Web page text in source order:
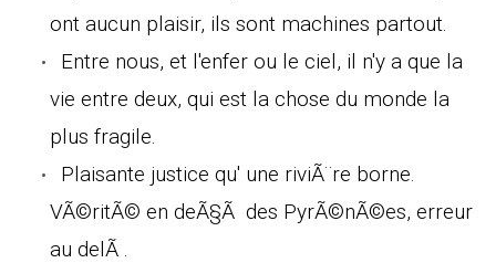
ont aucun plaisir, ils sont machines partout.
Entre nous, et l'enfer ou le ciel, il n'y a que la
vie entre deux, qui est la chose du monde la
plus fragile.
Plaisante justice qu' une riviÃ¨re borne.
VÃ©ritÃ© en deÃ§Ã des PyrÃ©nÃ©es, erreur
au delÃ .